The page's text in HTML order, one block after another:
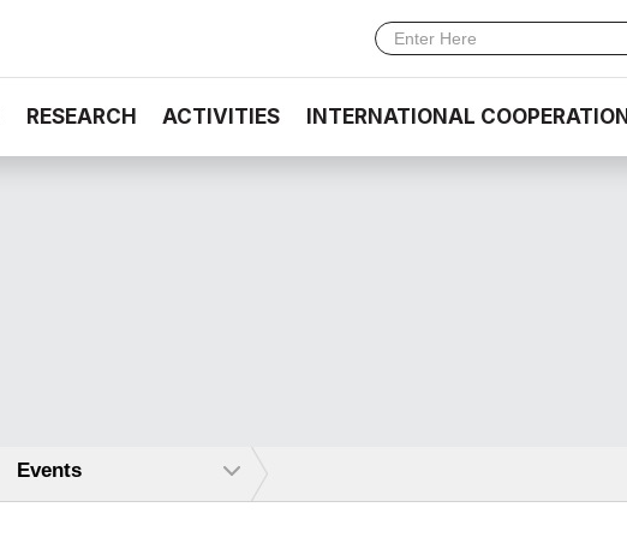
RESEARCH ACTIVITIES INTERNATIONAL COOPERATION
Events